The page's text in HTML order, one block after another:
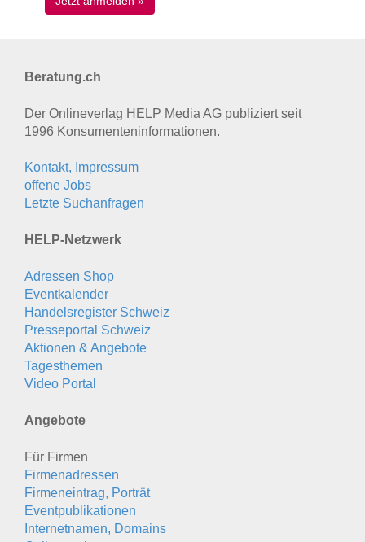
Beratung.ch
Der Onlineverlag HELP Media AG publiziert seit
1996 Konsumenten­informationen.
Kontakt, Impressum
offene Jobs
Letzte Suchanfragen
HELP-Netzwerk
Adressen Shop
Eventkalender
Handelsregister Schweiz
Presseportal Schweiz
Aktionen & Angebote
Tagesthemen
Video Portal
Angebote
Für Firmen
Firmenadressen
Firmeneintrag, Porträt
Eventpublikationen
Internetnamen, Domains